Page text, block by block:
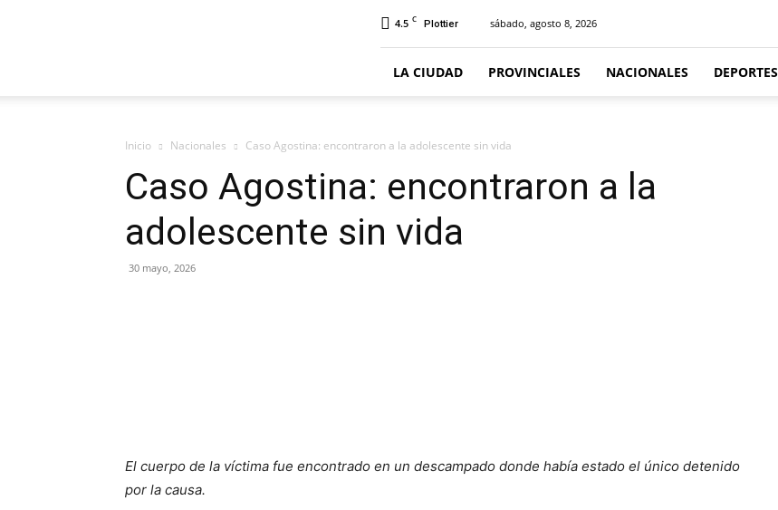
4.5 C Plottier sábado, agosto 8, 2026
LA CIUDAD PROVINCIALES NACIONALES DEPORTES
Inicio Nacionales Caso Agostina: encontraron a la adolescente sin vida
Caso Agostina: encontraron a la
adolescente sin vida
30 mayo, 2026
El cuerpo de la víctima fue encontrado en un descampado donde había estado el único detenido
por la causa.